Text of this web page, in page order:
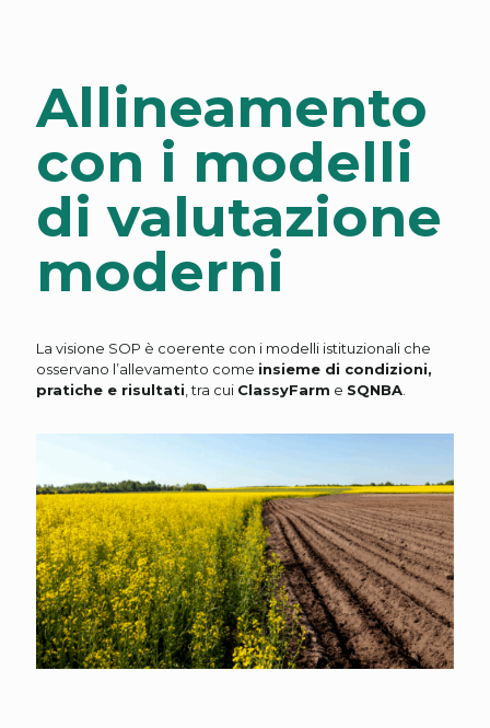
Allineamento
con i modelli
di valutazione
moderni
La visione SOP è coerente con i modelli istituzionali che
osservano l’allevamento come insieme di condizioni,
pratiche e risultati, tra cui ClassyFarm e SQNBA.